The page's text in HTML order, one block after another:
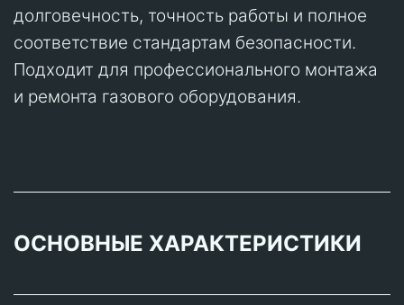
долговечность, точность работы и полное
соответствие стандартам безопасности.
Подходит для профессионального монтажа
и ремонта газового оборудования.
ОСНОВНЫЕ ХАРАКТЕРИСТИКИ